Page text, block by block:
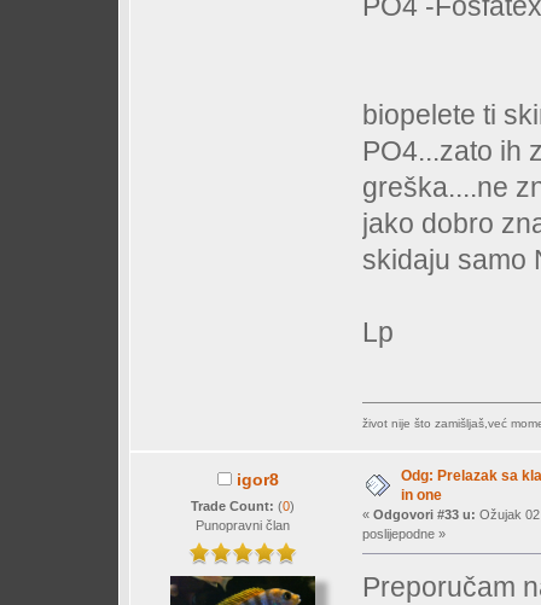
biopelete ti
PO4...zato ih
greška....ne
jako dobro
skidaju samo
Lp
život nije što zamišljaš,već
igor8
Trade Count: (0)
Punopravni član
Odg: Prelazak sa
in one
« Odgovori #33 u: Ožujak
poslijepodne »
Preporučam